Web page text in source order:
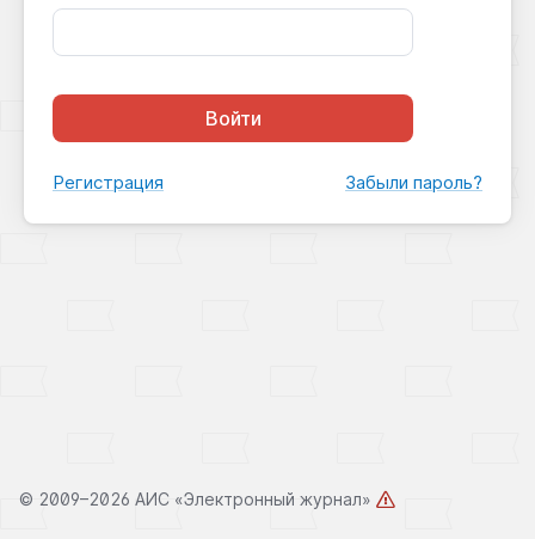
Войти
Регистрация Забыли пароль?
© 2009–2026 АИС «Электронный журнал»